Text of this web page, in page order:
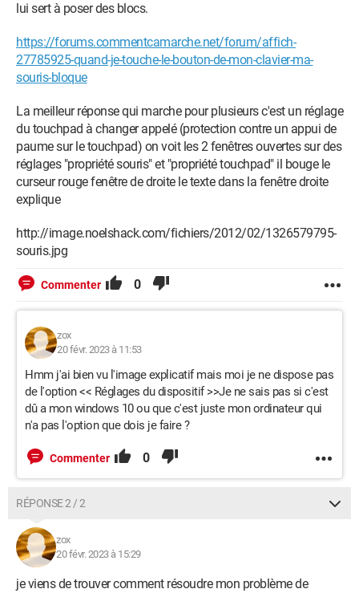
lui sert à poser des blocs.
https://forums.commentcamarche.net/forum/affich-
27785925-quand-je-touche-le-bouton-de-mon-clavier-ma-
souris-bloque
La meilleur réponse qui marche pour plusieurs c'est un réglage
du touchpad à changer appelé (protection contre un appui de
paume sur le touchpad) on voit les 2 fenêtres ouvertes sur des
réglages "propriété souris" et "propriété touchpad" il bouge le
curseur rouge fenêtre de droite le texte dans la fenêtre droite
explique
http://image.noelshack.com/fichiers/2012/02/1326579795-
souris.jpg
Commenter 0
zox
20 févr. 2023 à 11:53
Hmm j'ai bien vu l'image explicatif mais moi je ne dispose pas
de l'option << Réglages du dispositif >>Je ne sais pas si c'est
dû a mon windows 10 ou que c'est juste mon ordinateur qui
n'a pas l'option que dois je faire ?
Commenter 0
RÉPONSE 2 / 2
zox
20 févr. 2023 à 15:29
je viens de trouver comment résoudre mon problème de